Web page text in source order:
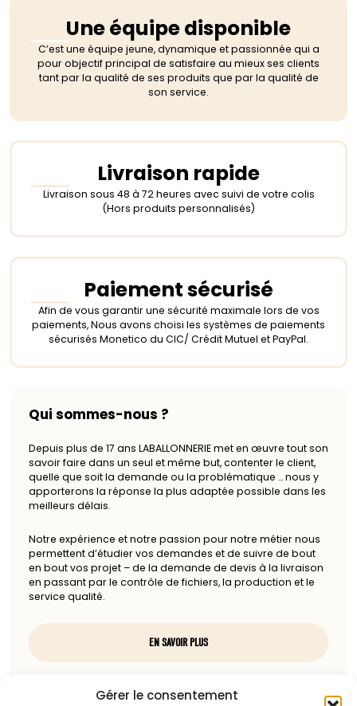
Gérer le consentement
Une équipe disponible
C’est une équipe jeune, dynamique et passionnée qui a
pour objectif principal de satisfaire au mieux ses clients
tant par la qualité de ses produits que par la qualité de
son service.
Livraison rapide
Livraison sous 48 à 72 heures avec suivi de votre colis
(Hors produits personnalisés)
Paiement sécurisé
Afin de vous garantir une sécurité maximale lors de vos
paiements, Nous avons choisi les systèmes de paiements
sécurisés Monetico du CIC/ Crédit Mutuel et PayPal.
Qui sommes-nous ?
Depuis plus de 17 ans LABALLONNERIE met en œuvre tout son
savoir faire dans un seul et même but, contenter le client,
quelle que soit la demande ou la problématique … nous y
apporterons la réponse la plus adaptée possible dans les
meilleurs délais.
Notre expérience et notre passion pour notre métier nous
permettent d’étudier vos demandes et de suivre de bout
en bout vos projet – de la demande de devis à la livraison
en passant par le contrôle de fichiers, la production et le
service qualité.
EN SAVOIR PLUS
Nous contacter